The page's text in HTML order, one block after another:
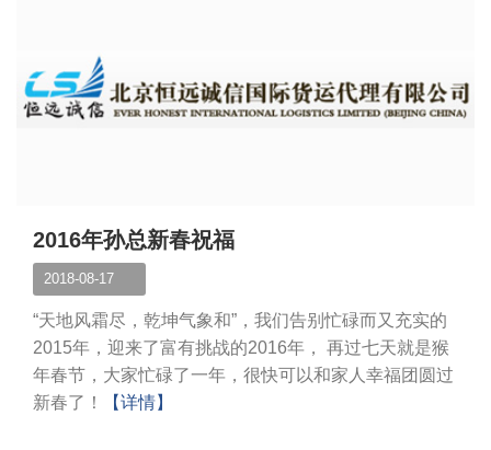
2016年孙总新春祝福
2018-08-17
“天地风霜尽，乾坤气象和”，我们告别忙碌而又充实的
2015年，迎来了富有挑战的2016年， 再过七天就是猴
年春节，大家忙碌了一年，很快可以和家人幸福团圆过
新春了！
【详情】